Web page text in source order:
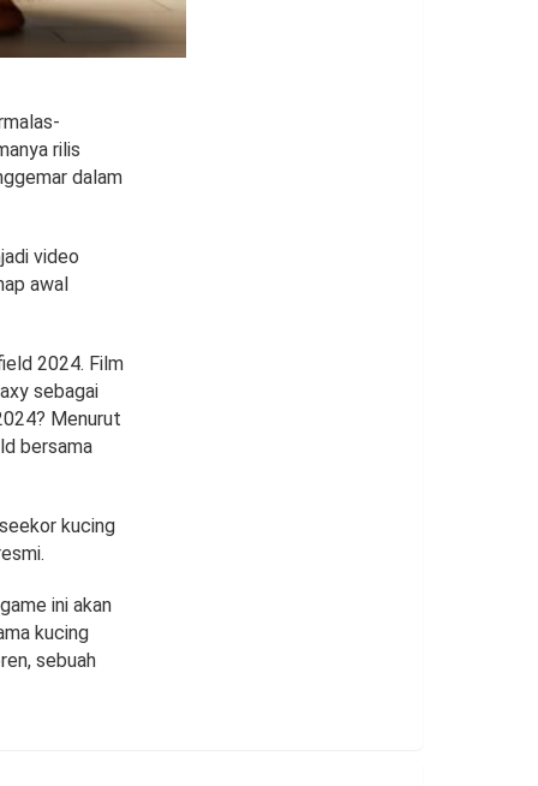
rilis
dalam
video
awal
2024. Film
sebagai
Menurut
bersama
kucing
ini akan
kucing
sebuah